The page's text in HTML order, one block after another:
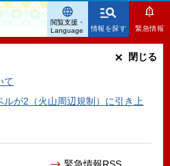
情報を探す 緊急情報
て
が2（火山周辺規制）に引き上
閉じる
閲覧支援・
Language